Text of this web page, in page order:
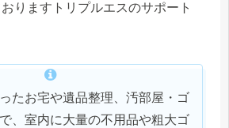
りますトリプルエスのサポート
たお宅や遺品整理、汚部屋・ゴ
、室内に大量の不用品や粗大ゴ